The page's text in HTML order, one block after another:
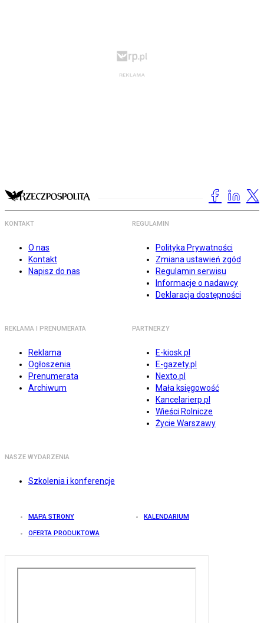
KONTAKT
O nas
Kontakt
Napisz do nas
REGULAMIN
Polityka Prywatności
Zmiana ustawień zgód
Regulamin serwisu
Informacje o nadawcy
Deklaracja dostępności
REKLAMA I PRENUMERATA
Reklama
Ogłoszenia
Prenumerata
Archiwum
PARTNERZY
E-kiosk.pl
E-gazety.pl
Nexto.pl
Mała księgowość
Kancelarierp.pl
Wieści Rolnicze
Życie Warszawy
NASZE WYDARZENIA
Szkolenia i konferencje
MAPA STRONY KALENDARIUM
OFERTA PRODUKTOWA